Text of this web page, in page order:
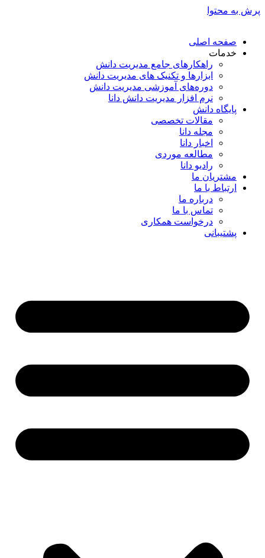
پرش به محتوا
صفحه اصلی
خدمات
راهکارهای جامع مدیریت دانش
ابزارها و تکنیک‌ های مدیریت دانش
دوره‌های آموزشی مدیریت دانش
نرم افزار مدیریت دانش دانا
پایگاه دانش
مقالات تخصصی
مجله دانا
اخبار دانا
مطالعه موردی
رادیو دانا
مشتریان ما
ارتباط با ما
درباره ما
تماس با ما
درخواست همکاری
پشتیبانی